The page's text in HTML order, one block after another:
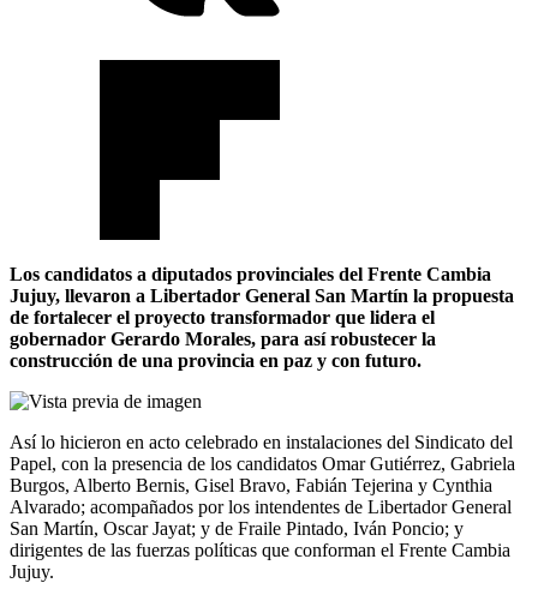
Los candidatos a diputados provinciales del Frente Cambia
Jujuy, llevaron a Libertador General San Martín la propuesta
de fortalecer el proyecto transformador que lidera el
gobernador Gerardo Morales, para así robustecer la
construcción de una provincia en paz y con futuro.
Así lo hicieron en acto celebrado en instalaciones del Sindicato del
Papel, con la presencia de los candidatos Omar Gutiérrez, Gabriela
Burgos, Alberto Bernis, Gisel Bravo, Fabián Tejerina y Cynthia
Alvarado; acompañados por los intendentes de Libertador General
San Martín, Oscar Jayat; y de Fraile Pintado, Iván Poncio; y
dirigentes de las fuerzas políticas que conforman el Frente Cambia
Jujuy.